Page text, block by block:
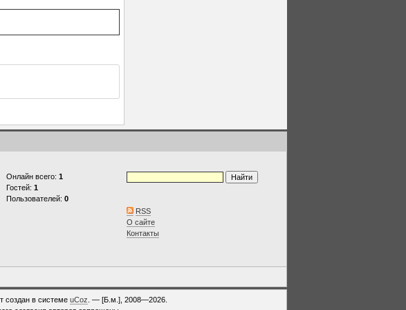
Онлайн всего: 1
Гостей: 1
Пользователей: 0
RSS
О сайте
Контакты
создан в системе uCoz . — [Б.м.], 2008—2026.